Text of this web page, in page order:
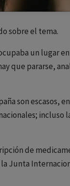
sobre el tema.
un lugar
que pararse,
son escasos,
incluso
de
Junta